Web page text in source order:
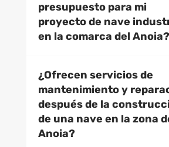
presupuesto para mi
proyecto de nave
en la comarca del Anoia?
¿Ofrecen servicios de
mantenimiento y
después de la
de una nave en la zona
Anoia?